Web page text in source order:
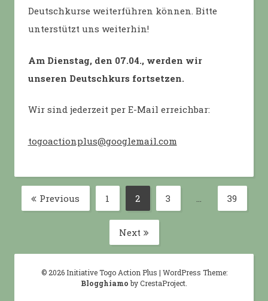
Deutschkurse weiterführen können. Bitte
unterstützt uns weiterhin!
Am Dienstag, den 07.04., werden wir
unseren Deutschkurs fortsetzen.
Wir sind jederzeit per E-Mail erreichbar:
togoactionplus@googlemail.com
Posts
pagination
Previous Page
1 Page
2 Page
3 39
Next
© 2026 Initiative Togo Action Plus | WordPress Theme:
Blogghiamo by CrestaProject.